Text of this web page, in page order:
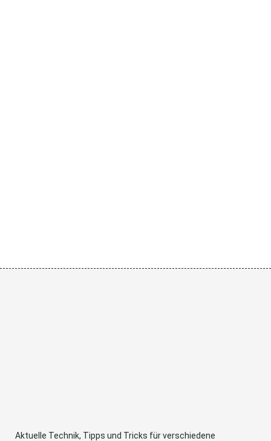
Aktuelle Technik, Tipps und Tricks für verschiedene